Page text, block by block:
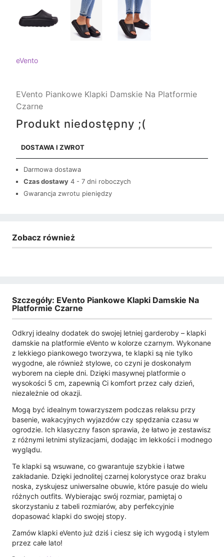
eVento
EVento Piankowe Klapki Damskie Na Platformie
Czarne
Produkt niedostępny ;(
DOSTAWA I ZWROT
Darmowa dostawa
Czas dostawy 4 - 7 dni roboczych
Gwarancja zwrotu pieniędzy
Zobacz również
Szczegóły: EVento Piankowe Klapki Damskie Na
Platformie Czarne
Odkryj idealny dodatek do swojej letniej garderoby – klapki
damskie na platformie eVento w kolorze czarnym. Wykonane
z lekkiego piankowego tworzywa, te klapki są nie tylko
wygodne, ale również stylowe, co czyni je doskonałym
wyborem na ciepłe dni. Dzięki masywnej platformie o
wysokości 5 cm, zapewnią Ci komfort przez cały dzień,
niezależnie od okazji.
Mogą być idealnym towarzyszem podczas relaksu przy
basenie, wakacyjnych wyjazdów czy spędzania czasu w
ogrodzie. Ich klasyczny fason sprawia, że łatwo je zestawisz
z różnymi letnimi stylizacjami, dodając im lekkości i modnego
wyglądu.
Te klapki są wsuwane, co gwarantuje szybkie i łatwe
zakładanie. Dzięki jednolitej czarnej kolorystyce oraz braku
noska, zyskujesz uniwersalne obuwie, które pasuje do wielu
różnych outfits. Wybierając swój rozmiar, pamiętaj o
skorzystaniu z tabeli rozmiarów, aby perfekcyjnie
dopasować klapki do swojej stopy.
Zamów klapki eVento już dziś i ciesz się ich wygodą i stylem
przez całe lato!